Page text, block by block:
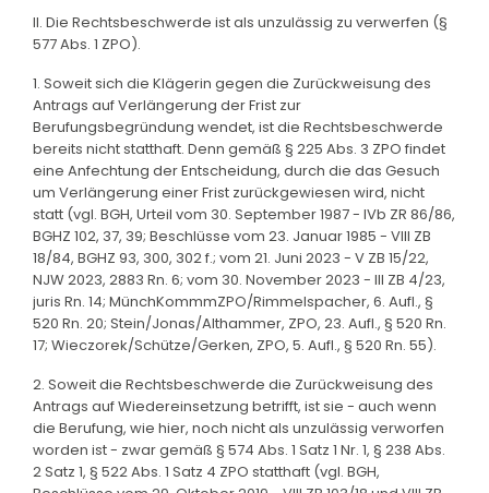
II. Die Rechtsbeschwerde ist als unzulässig zu verwerfen (§
577 Abs. 1 ZPO).
1. Soweit sich die Klägerin gegen die Zurückweisung des
Antrags auf Verlängerung der Frist zur
Berufungsbegründung wendet, ist die Rechtsbeschwerde
bereits nicht statthaft. Denn gemäß § 225 Abs. 3 ZPO findet
eine Anfechtung der Entscheidung, durch die das Gesuch
um Verlängerung einer Frist zurückgewiesen wird, nicht
statt (vgl. BGH, Urteil vom 30. September 1987 - IVb ZR 86/86,
BGHZ 102, 37, 39; Beschlüsse vom 23. Januar 1985 - VIII ZB
18/84, BGHZ 93, 300, 302 f.; vom 21. Juni 2023 - V ZB 15/22,
NJW 2023, 2883 Rn. 6; vom 30. November 2023 - III ZB 4/23,
juris Rn. 14; MünchKommmZPO/Rimmelspacher, 6. Aufl., §
520 Rn. 20; Stein/Jonas/Althammer, ZPO, 23. Aufl., § 520 Rn.
17; Wieczorek/Schütze/Gerken, ZPO, 5. Aufl., § 520 Rn. 55).
2. Soweit die Rechtsbeschwerde die Zurückweisung des
Antrags auf Wiedereinsetzung betrifft, ist sie - auch wenn
die Berufung, wie hier, noch nicht als unzulässig verworfen
worden ist - zwar gemäß § 574 Abs. 1 Satz 1 Nr. 1, § 238 Abs.
2 Satz 1, § 522 Abs. 1 Satz 4 ZPO statthaft (vgl. BGH,